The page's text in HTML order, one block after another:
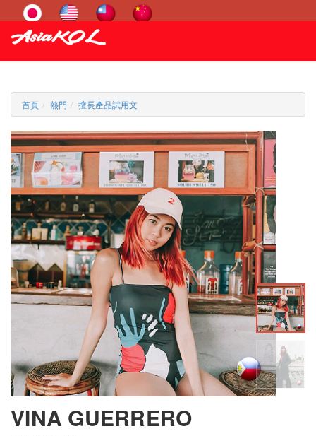
首頁 熱門 擅長產品試用文
VINA GUERRERO